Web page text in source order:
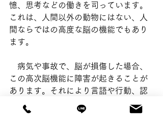
憶、思考などの働きを司っています。
これは、人間以外の動物にはない、人
間ならではの高度な脳の機能でもあり
ます。
病気や事故で、脳が損傷した場合、
この高次脳機能に障害が起きることが
あります。それにより言語や行動、認
知機能に問題が起こり社会生活が困難
になることもあります。